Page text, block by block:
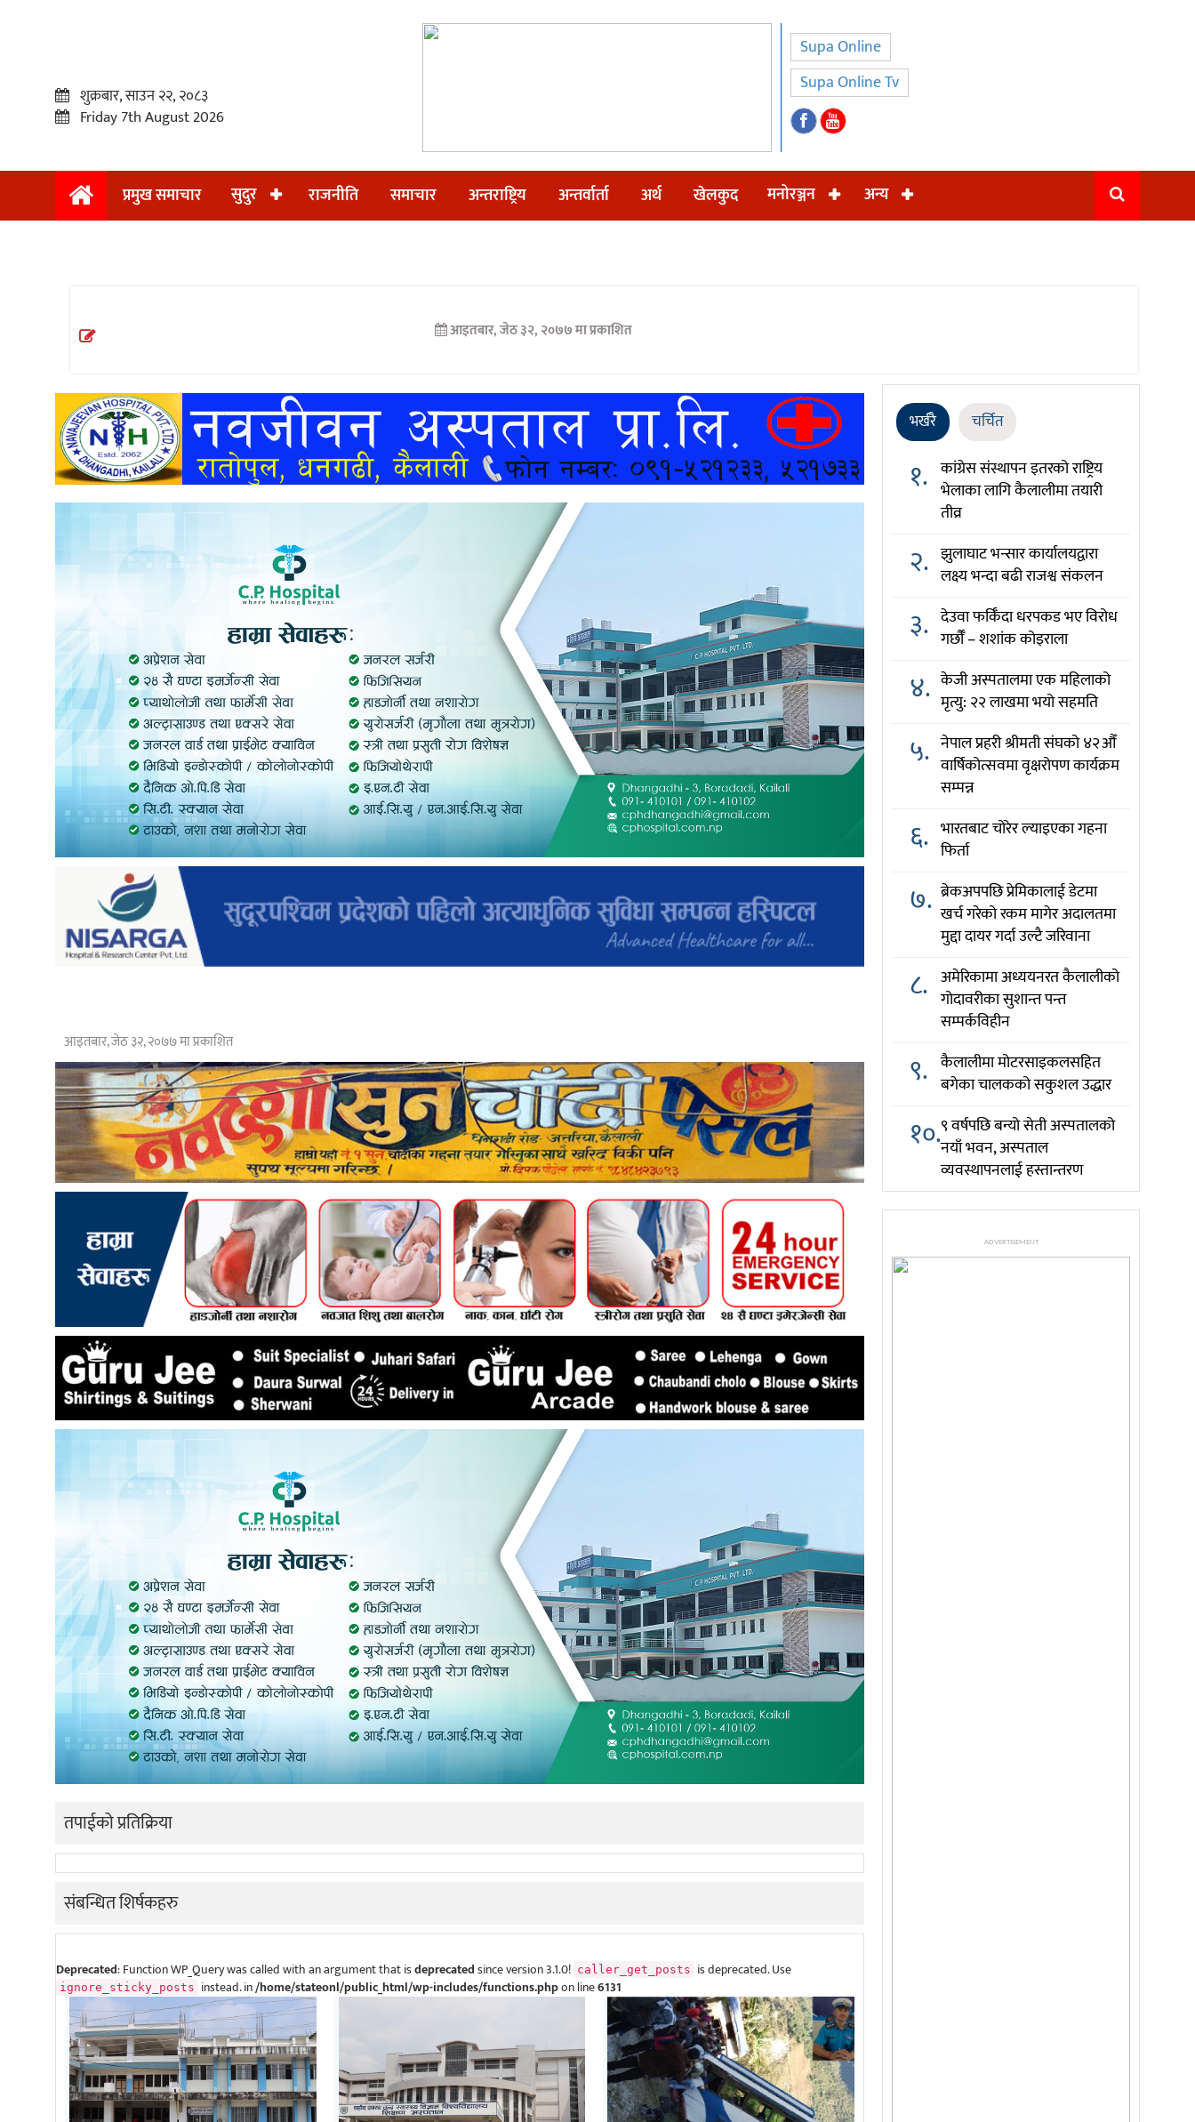
प्रमुख
अन्तराष्ट्रिय
अन्तर्वार्ता
खेलकुद
शुक्रबार, साउन २२, २०८३
Friday 7th August 2026
Supa Online
Supa Online Tv
प्रमुख समाचार सुदुर राजनीति समाचार अन्तराष्ट्रिय अन्तर्वार्ता अर्थ खेलकुद मनोरञ्जन अन्य
आइतबार, जेठ ३२, २०७७ मा प्रकाशित
आइतबार, जेठ ३२, २०७७ मा प्रकाशित
तपाईको प्रतिक्रिया
संबन्धित शिर्षकहरु
Deprecated: Function WP_Query was called with an argument that isdeprecatedsince version 3.1.0! caller_get_posts is deprecated. Use
ignore_sticky_posts instead. in/home/stateonl/public_html/wp-includes/functions.phpon line6131
भर्खरै चर्चित
१. कांग्रेस संस्थापन इतरको राष्ट्रिय
भेलाका लागि कैलालीमा तयारी
तीव्र
२. झुलाघाट भन्सार कार्यालयद्वारा
लक्ष्य भन्दा बढी राजश्व संकलन
३. देउवा फर्किँदा धरपकड भए विरोध
गर्छौँं – शशांक कोइराला
४. केजी अस्पतालमा एक महिलाको
मृत्यु: २२ लाखमा भयो सहमति
५. नेपाल प्रहरी श्रीमती संघको ४२औँ
वार्षिकोत्सवमा वृक्षरोपण कार्यक्रम
सम्पन्न
६. भारतबाट चोरेर ल्याइएका गहना
फिर्ता
७. ब्रेकअपपछि प्रेमिकालाई डेटमा
खर्च गरेको रकम मागेर अदालतमा
मुद्दा दायर गर्दा उल्टै जरिवाना
८. अमेरिकामा अध्ययनरत कैलालीको
गोदावरीका सुशान्त पन्त
सम्पर्कविहीन
९. कैलालीमा मोटरसाइकलसहित
बगेका चालकको सकुशल उद्धार
१०.९ वर्षपछि बन्यो सेती अस्पतालको
नयाँ भवन, अस्पताल
व्यवस्थापनलाई हस्तान्तरण
ADVERTISEMENT